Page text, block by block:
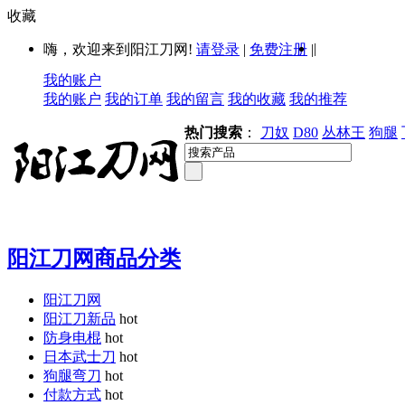
收藏
嗨，欢迎来到阳江刀网! 请登录 | 免费注册 ||
我的账户
我的账户 我的订单 我的留言 我的收藏 我的推荐
热门搜索 ： 刀奴 D80 丛林王 狗腿
阳江刀网商品分类
阳江刀网
阳江刀新品 hot
防身电棍 hot
日本武士刀 hot
狗腿弯刀 hot
付款方式 hot